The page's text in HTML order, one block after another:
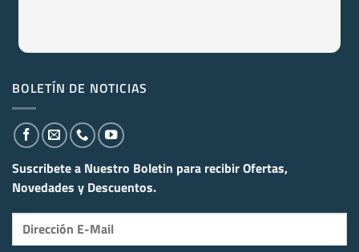
BOLETÍN DE NOTICIAS
Suscribete a Nuestro Boletin para recibirOfertas,
Novedades y Descuentos.